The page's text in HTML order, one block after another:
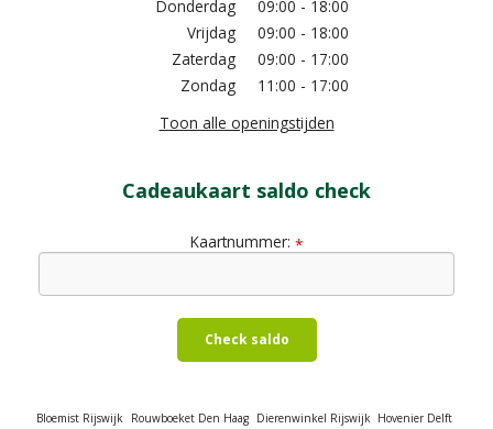
Donderdag
09:00 - 18:00
Vrijdag
09:00 - 18:00
Zaterdag
09:00 - 17:00
Zondag
11:00 - 17:00
Toon alle openingstijden
Cadeaukaart saldo check
Kaartnummer: *
Check saldo
Bloemist Rijswijk Rouwboeket Den Haag Dierenwinkel Rijswijk Hovenier Delft